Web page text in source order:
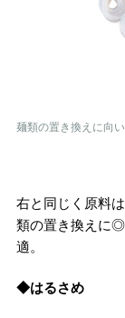
麺類の置き換えに向
右と同じく原料
類の置き換えに
適。
◆はるさめ